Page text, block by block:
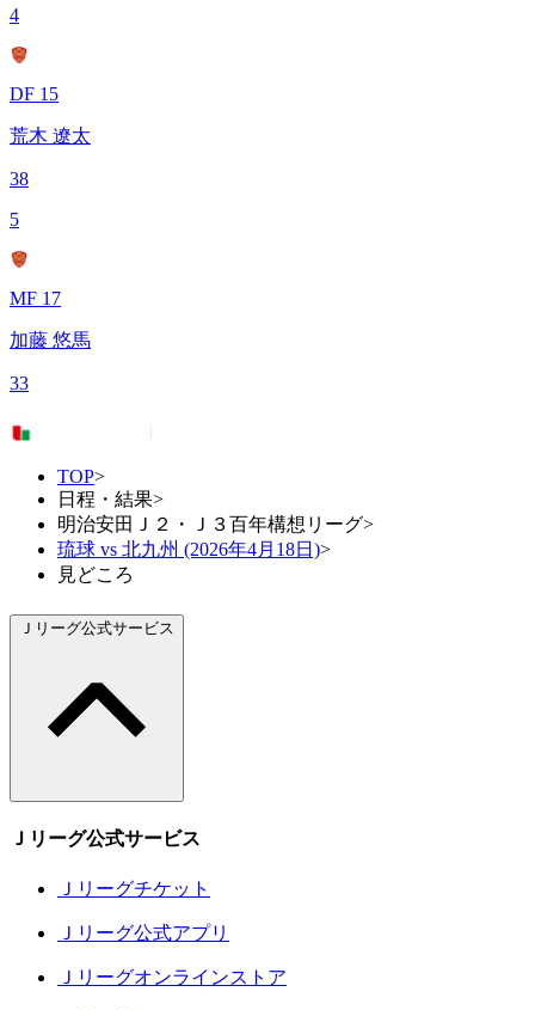
4
DF 15
荒木 遼太
38
5
MF 17
加藤 悠馬
33
TOP>
日程・結果>
明治安田Ｊ２・Ｊ３百年構想リーグ>
琉球 vs 北九州 (2026年4月18日)>
見どころ
Ｊリーグ公式サービス
Ｊリーグ公式サービス
Ｊリーグチケット
Ｊリーグ公式アプリ
Ｊリーグオンラインストア